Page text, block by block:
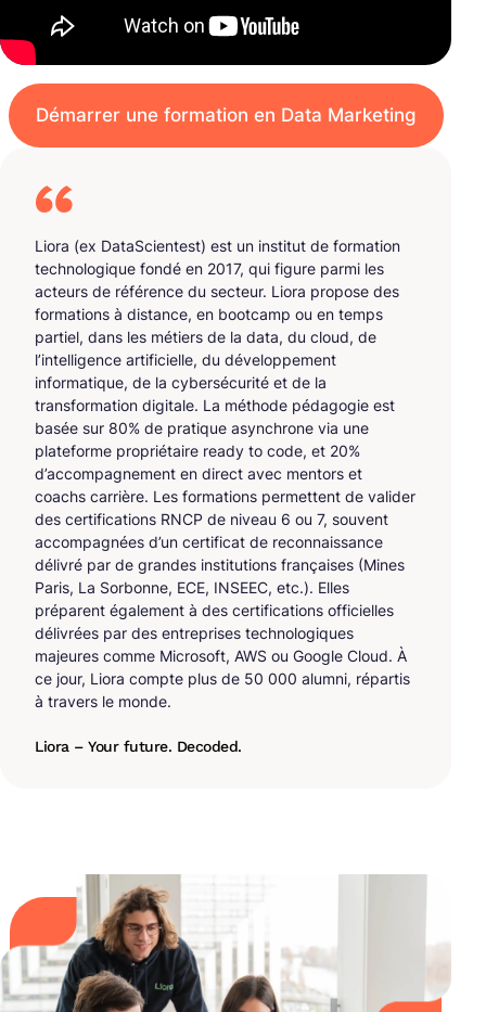
Démarrer une formation en Data Marketing
Liora (ex DataScientest) est un institut de formation
technologique fondé en 2017, qui figure parmi les
acteurs de référence du secteur. Liora propose des
formations à distance, en bootcamp ou en temps
partiel, dans les métiers de la data, du cloud, de
l’intelligence artificielle, du développement
informatique, de la cybersécurité et de la
transformation digitale. La méthode pédagogie est
basée sur 80% de pratique asynchrone via une
plateforme propriétaire ready to code, et 20%
d’accompagnement en direct avec mentors et
coachs carrière. Les formations permettent de valider
des certifications RNCP de niveau 6 ou 7, souvent
accompagnées d’un certificat de reconnaissance
délivré par de grandes institutions françaises (Mines
Paris, La Sorbonne, ECE, INSEEC, etc.). Elles
préparent également à des certifications officielles
délivrées par des entreprises technologiques
majeures comme Microsoft, AWS ou Google Cloud. À
ce jour, Liora compte plus de 50 000 alumni, répartis
à travers le monde.
Liora – Your future. Decoded.